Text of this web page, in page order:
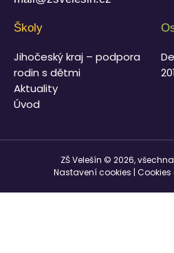
Školy
Jihočeský kraj – podpora
rodin s dětmi
Aktuality
Úvod
ZŠ Velešín © 2026,
Nastavení cookies